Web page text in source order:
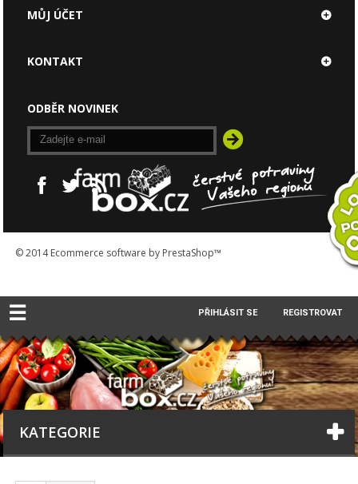
© 2014Ecommerce software by PrestaShop™
MŮJ ÚČET
KONTAKT
ODBĚR NOVINEK
☰ PŘIHLÁSIT SE REGISTROVAT
KATEGORIE